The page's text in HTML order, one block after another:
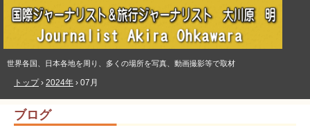
世界各国、日本各地を周り、多くの場所を写真、動画撮影等で取材
トップ› 2024年 › 07月
ブログ